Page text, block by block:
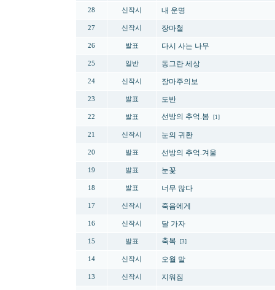
28 신작시 내 운명
27 신작시 장마철
26 발표 다시 사는 나무
25 일반 동그란 세상
24 신작시 장마주의보
23 발표 도반
22 발표 선방의 추억.봄 [1]
21 신작시 눈의 귀환
20 발표 선방의 추억.겨울
19 발표 눈꽃
18 발표 너무 많다
17 신작시 죽음에게
16 신작시 달 가자
15 발표 축복 [3]
14 신작시 오월 말
13 신작시 지워짐